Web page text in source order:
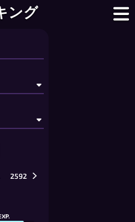
ング
ー - 無料マルチ
2592